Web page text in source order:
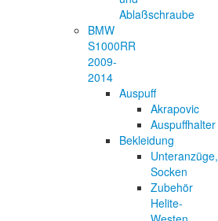
Ablaßschraube
BMW
S1000RR
2009-
2014
Auspuff
Akrapovic
Auspuffhalter
Bekleidung
Unteranzüge,
Socken
Zubehör
Helite-